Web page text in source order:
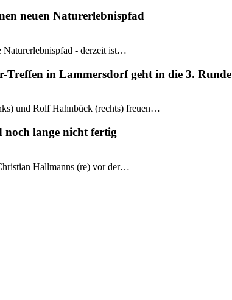
neuen Naturerlebnispfad
Naturerlebnispfad - derzeit ist…
Treffen in Lammersdorf geht in die 3. Runde
und Rolf Hahnbück (rechts) freuen…
noch lange nicht fertig
Hallmanns (re) vor der…